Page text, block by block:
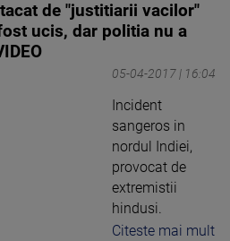
de "justitiarii vacilor"
ucis, dar politia nu a
05-04-2017 | 16:04
Incident
sangeros in
nordul Indiei,
provocat de
extremistii
hindusi.
Citeste mai mult